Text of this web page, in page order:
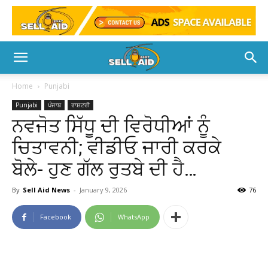
Home Punjabi
Punjabi ਪੰਜਾਬ ਰਾਸ਼ਟਰੀ
ਨਵਜੋਤ ਸਿੱਧੂ ਦੀ ਵਿਰੋਧੀਆਂ ਨੂੰ
ਚਿਤਾਵਨੀ; ਵੀਡੀਓ ਜਾਰੀ ਕਰਕੇ
ਬੋਲੇ- ਹੁਣ ਗੱਲ ਰੁਤਬੇ ਦੀ ਹੈ…
By Sell Aid News - January 9, 2026 76
Facebook WhatsApp